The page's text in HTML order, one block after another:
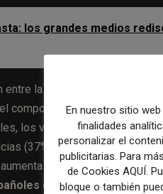
los grandes medios
la evitación de las
comportamiento de los
los valores de fatiga
(37%). Sin embargo,
hasta el 58% entre
que evitan las
En nuestro sitio
finalidades
personalizar el
publicitarias. Para
de Cookies AQUÍ.
bloque o también